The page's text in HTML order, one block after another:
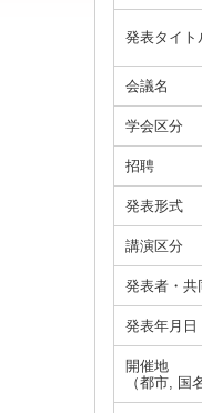
発表タイト
会議名
学会区分
招聘
発表形式
講演区分
発表者・共
発表年月日
開催地
（都市, 国